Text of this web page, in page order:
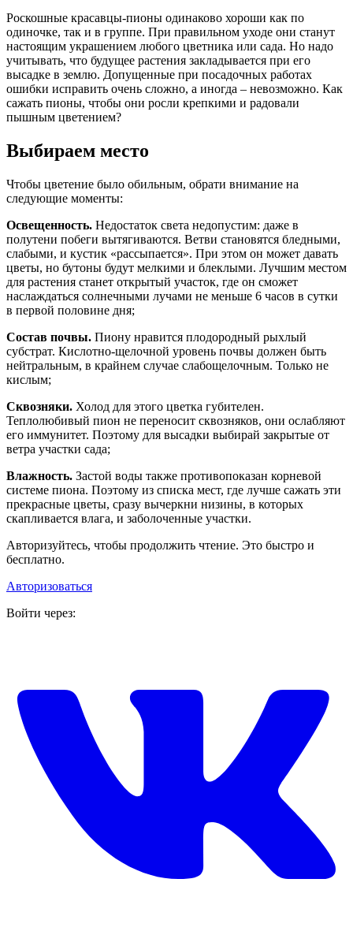
Роскошные красавцы-пионы одинаково хороши как по
одиночке, так и в группе. При правильном уходе они станут
настоящим украшением любого цветника или сада. Но надо
учитывать, что будущее растения закладывается при его
высадке в землю. Допущенные при посадочных работах
ошибки исправить очень сложно, а иногда – невозможно. Как
сажать пионы, чтобы они росли крепкими и радовали
пышным цветением?
Выбираем место
Чтобы цветение было обильным, обрати внимание на
следующие моменты:
Освещенность. Недостаток света недопустим: даже в
полутени побеги вытягиваются. Ветви становятся бледными,
слабыми, и кустик «рассыпается». При этом он может давать
цветы, но бутоны будут мелкими и блеклыми. Лучшим местом
для растения станет открытый участок, где он сможет
наслаждаться солнечными лучами не меньше 6 часов в сутки
в первой половине дня;
Состав почвы. Пиону нравится плодородный рыхлый
субстрат. Кислотно-щелочной уровень почвы должен быть
нейтральным, в крайнем случае слабощелочным. Только не
кислым;
Сквозняки. Холод для этого цветка губителен.
Теплолюбивый пион не переносит сквозняков, они ослабляют
его иммунитет. Поэтому для высадки выбирай закрытые от
ветра участки сада;
Влажность. Застой воды также противопоказан корневой
системе пиона. Поэтому из списка мест, где лучше сажать эти
прекрасные цветы, сразу вычеркни низины, в которых
скапливается влага, и заболоченные участки.
Авторизуйтесь, чтобы продолжить чтение. Это быстро и
бесплатно.
Авторизоваться
Войти через: